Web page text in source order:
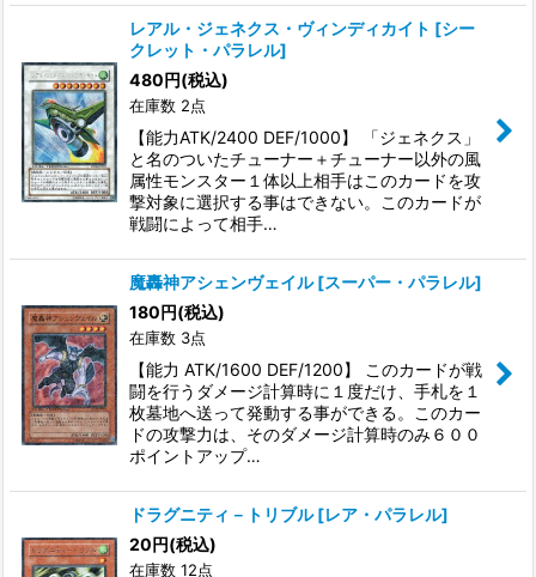
レアル・ジェネクス・ヴィンディカイト [シー
クレット・パラレル]
480円(税込)
在庫数 2点
【能力ATK/2400 DEF/1000】 「ジェネクス」
と名のついたチューナー＋チューナー以外の風
属性モンスター１体以上相手はこのカードを攻
撃対象に選択する事はできない。このカードが
戦闘によって相手…
魔轟神アシェンヴェイル [スーパー・パラレル]
180円(税込)
在庫数 3点
【能力 ATK/1600 DEF/1200】 このカードが戦
闘を行うダメージ計算時に１度だけ、手札を１
枚墓地へ送って発動する事ができる。このカー
ドの攻撃力は、そのダメージ計算時のみ６００
ポイントアップ…
ドラグニティ－トリブル [レア・パラレル]
20円(税込)
在庫数 12点